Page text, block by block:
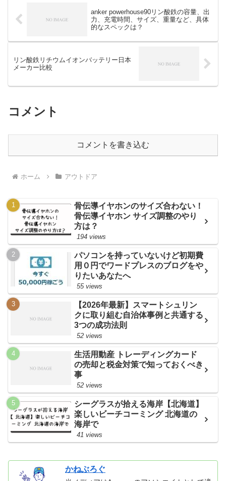
anker powerhouse90リン酸鉄の容量、出
力、充電時間、サイズ、重量など、具体
的なスペックは？
リン酸鉄リチウムイオンバッテリー日本
メーカー比較
コメント
コメントを書き込む
ホーム アウトドア
骨伝導イヤホンのサイズ合わない！
骨伝導イヤホン サイズ調整のやり
方は？
194 views
パソコンを持っていないけど初期費
用０円でワードプレスのブログをや
りたいあなたへ
55 views
【2026年最新】スマートシュリン
クに取り組む自治体事例と共通する
3つの成功法則
52 views
生活用動産 トレーディングカード
の売却と税金対策で知っておくべき
事
52 views
シーグラスが拾える海岸【北海道】
楽しいビーチコーミング 北海道の
海岸で
41 views
かねぶろぐ